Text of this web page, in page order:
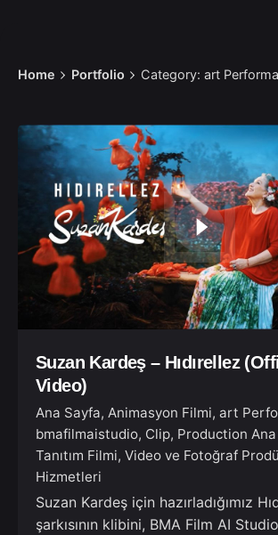
Home Portfolio Category: art
Suzan Kardeş – Hıdırellez
Video)
Ana Sayfa Animasyon Filmi art
bmafilmaistudio Clip Production
Tanıtım Filmi Video ve Fotoğraf
Hizmetleri
Suzan Kardeş için hazırladığımız
şarkısının klibini, BMA Film AI